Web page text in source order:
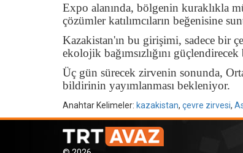
Expo alanında, bölgenin kuraklıkla
çözümler katılımcıların beğenisine
Kazakistan'ın bu girişimi, sadece bir
ekolojik bağımsızlığını
Üç gün sürecek zirvenin sonunda,
bildirinin yayımlanması bekleniyor.
Anahtar Kelimeler: kazakistan, çevre zirvesi,